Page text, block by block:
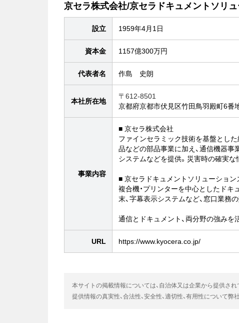
京セラ株式会社/京セラドキュメントソリ
設立 1959年4月1日
資本金 1157億300万円
代表者名 作島 史朗
本社所在地
〒612-8501
京都府京都市伏見区竹田鳥羽殿町6番
事業内容
■ 京セラ株式会社
ファインセラミック技術を基盤とした
品などの部品事業に加え、通信機器
システムなどを提供。災害時の確実な
■ 京セラドキュメントソリューション
複合機・プリンターを中心としたドキ
末、字幕表示システムなど、窓口業務
通信とドキュメント、両分野の強みを
URL https://www.kyocera.co.jp/
本サイトの掲載情報については、自治体又は企業から提供さ
提供情報の真実性、合法性、安全性、適切性、有用性について